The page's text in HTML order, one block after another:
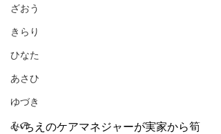
ざおう
きらり
ひなた
あさひ
ゆづき
みの
いちえのケアマネジャーが実家から筍